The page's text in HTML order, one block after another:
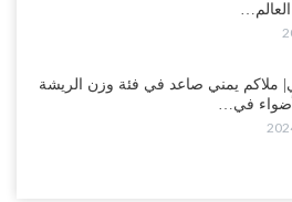
ملاكم يمني صاعد في فئة وزن الريشة
في…